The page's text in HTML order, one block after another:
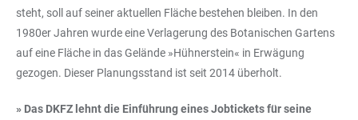
steht, soll auf seiner aktuellen Fläche bestehen bleiben. In den
1980er Jahren wurde eine Verlagerung des Botanischen Gartens
auf eine Fläche in das Gelände »Hühnerstein« in Erwägung
gezogen. Dieser Planungsstand ist seit 2014 überholt.
» Das DKFZ lehnt die Einführung eines Jobtickets für seine